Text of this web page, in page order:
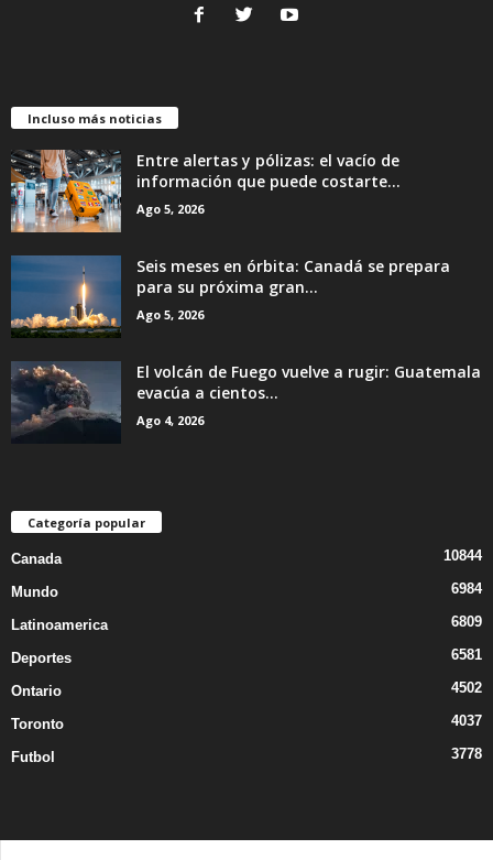
Incluso más noticias
Entre alertas y pólizas: el vacío de
información que puede costarte...
Ago 5, 2026
Seis meses en órbita: Canadá se prepara
para su próxima gran...
Ago 5, 2026
El volcán de Fuego vuelve a rugir: Guatemala
evacúa a cientos...
Ago 4, 2026
Categoría popular
Canada 10844
Mundo 6984
Latinoamerica 6809
Deportes 6581
Ontario 4502
Toronto 4037
Futbol 3778